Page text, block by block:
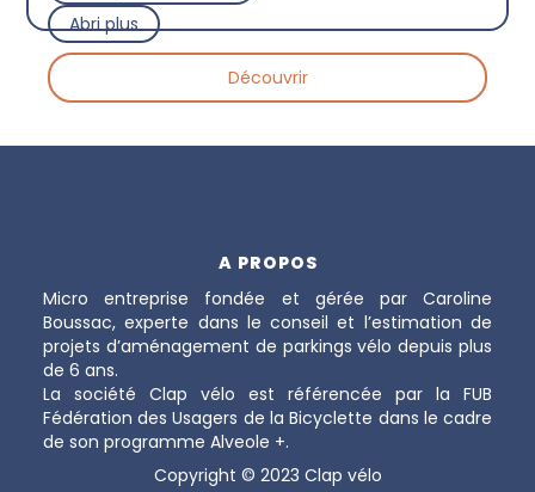
Abri plus
Découvrir
A PROPOS
Micro entreprise fondée et gérée par Caroline
Boussac, experte dans le conseil et l’estimation de
projets d’aménagement de parkings vélo depuis plus
de 6 ans.
La société Clap vélo est référencée par la FUB
Fédération des Usagers de la Bicyclette dans le cadre
de son programme Alveole +.
Copyright © 2023 Clap vélo